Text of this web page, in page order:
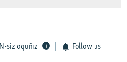
siz oquñız Follow us